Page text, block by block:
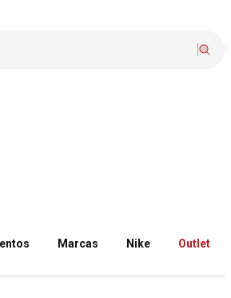
Marcas Nike Outlet